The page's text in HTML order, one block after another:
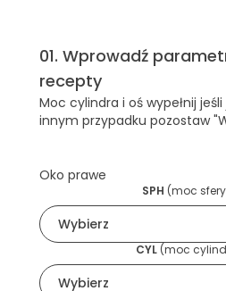
01. Wprowadź
recepty
Moc cylindra i oś wypełnij
innym przypadku pozostaw
Oko prawe
SPH (moc
CYL(moc